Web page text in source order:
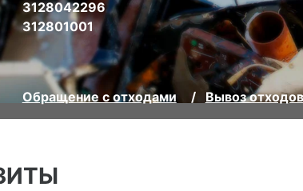
3128042296
312801001
Обращение с отходами Вывоз